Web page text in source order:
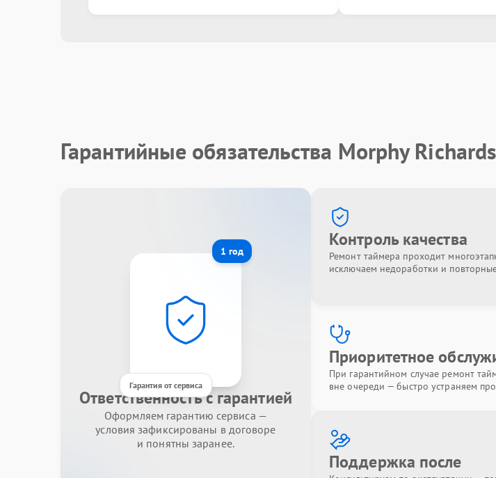
Гарантийные обязательства Morphy
1 год
Гарантия от сервиса
Ответственность с гарантией
Оформляем гарантию сервиса —
условия зафиксированы в договоре
и понятны заранее.
Контроль качества
Ремонт таймера проходит
исключаем недоработки и
Приоритетное
При гарантийном случае ремонт
вне очереди — быстро устраняем
Поддержка после